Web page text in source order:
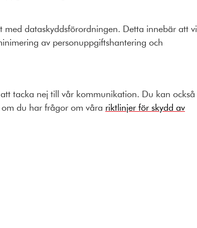
dataskyddsförordningen. Detta innebär att vi
av personuppgiftshantering och
tacka nej till vår kommunikation. Du kan också
om du har frågor om våra riktlinjer för skydd av